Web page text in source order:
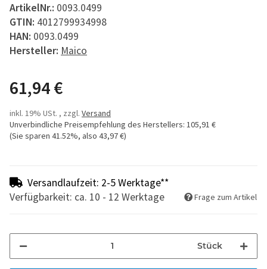
ArtikelNr.: 0093.0499
GTIN: 4012799934998
HAN: 0093.0499
Hersteller: Maico
61,94 €
inkl. 19% USt. , zzgl. Versand
Unverbindliche Preisempfehlung des Herstellers: 105,91 €
(Sie sparen 41.52%, also 43,97 €)
Versandlaufzeit: 2-5 Werktage**
Verfügbarkeit: ca. 10 - 12 Werktage
Frage zum Artikel
Stück